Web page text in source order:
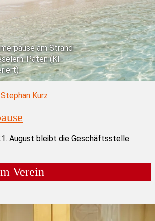
am Strand
Paten (KI-
Stephan Kurz
August bleibt die Geschäftsstelle
Verein